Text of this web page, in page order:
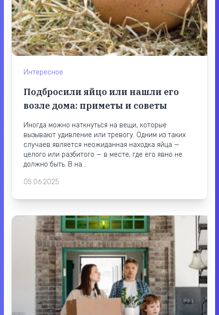
Интересное
Подбросили яйцо или нашли его
возле дома: приметы и советы
Иногда можно наткнуться на вещи, которые
вызывают удивление или тревогу. Одним из таких
случаев является неожиданная находка яйца —
целого или разбитого — в месте, где его явно не
должно быть. В на...
05.06.2025